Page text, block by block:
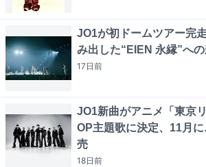
JO1が初ドームツアー完
み出した“EIEN 永縁”へ
17日前
JO1新曲がアニメ「東京
OP主題歌に決定、11月
売
18日前